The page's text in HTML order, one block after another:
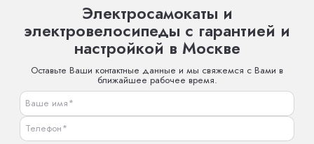
Электросамокаты и
электровелосипеды с гарантией и
настройкой в Москве
Оставьте Ваши контактные данные и мы свяжемся с Вами в
ближайшее рабочее время.